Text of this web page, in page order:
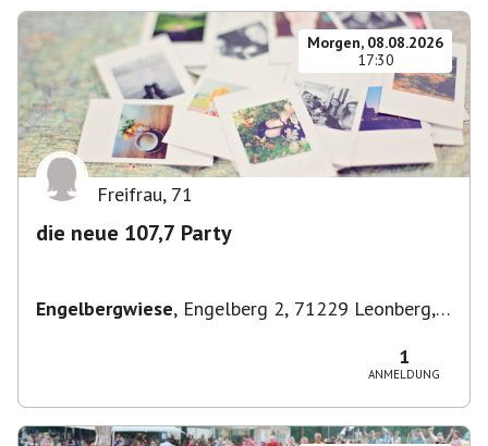
Morgen, 08.08.2026
17:30
Freifrau, 71
die neue 107,7 Party
Engelbergwiese, Engelberg 2, 71229 Leonberg,
1
ANMELDUNG